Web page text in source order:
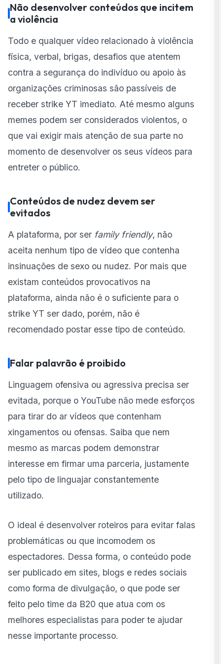
Não desenvolver conteúdos que incitem
a violência
Todo e qualquer vídeo relacionado à violência
física, verbal, brigas, desafios que atentem
contra a segurança do indivíduo ou apoio às
organizações criminosas são passíveis de
receber strike YT imediato. Até mesmo alguns
memes podem ser considerados violentos, o
que vai exigir mais atenção de sua parte no
momento de desenvolver os seus vídeos para
entreter o público.
Conteúdos de nudez devem ser
evitados
A plataforma, por ser family friendly, não
aceita nenhum tipo de vídeo que contenha
insinuações de sexo ou nudez. Por mais que
existam conteúdos provocativos na
plataforma, ainda não é o suficiente para o
strike YT ser dado, porém, não é
recomendado postar esse tipo de conteúdo.
Falar palavrão é proibido
Linguagem ofensiva ou agressiva precisa ser
evitada, porque o YouTube não mede esforços
para tirar do ar vídeos que contenham
xingamentos ou ofensas. Saiba que nem
mesmo as marcas podem demonstrar
interesse em firmar uma parceria, justamente
pelo tipo de linguajar constantemente
utilizado.
O ideal é desenvolver roteiros para evitar falas
problemáticas ou que incomodem os
espectadores. Dessa forma, o conteúdo pode
ser publicado em sites, blogs e redes sociais
como forma de divulgação, o que pode ser
feito pelo time da B20 que atua com os
melhores especialistas para poder te ajudar
nesse importante processo.